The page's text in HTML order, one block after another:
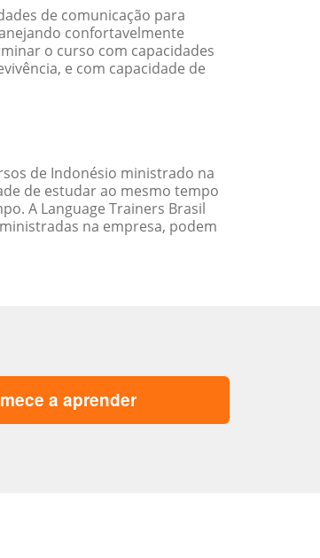
de comunicação para
confortavelmente
o curso com capacidades
e com capacidade de
de Indonésio ministrado na
de estudar ao mesmo tempo
A Language Trainers Brasil
na empresa, podem
a aprender